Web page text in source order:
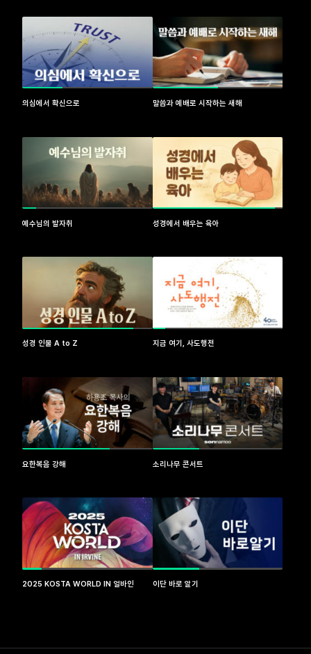
의심에서 확신으로 말씀과 예배로 시작하는 새해
예수님의 발자취 성경에서 배우는 육아
성경 인물 A to Z 지금 여기, 사도행전
요한복음 강해 소리나무 콘서트
2025 KOSTA WORLD IN 얼바인 이단 바로 알기